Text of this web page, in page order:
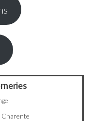
Charente